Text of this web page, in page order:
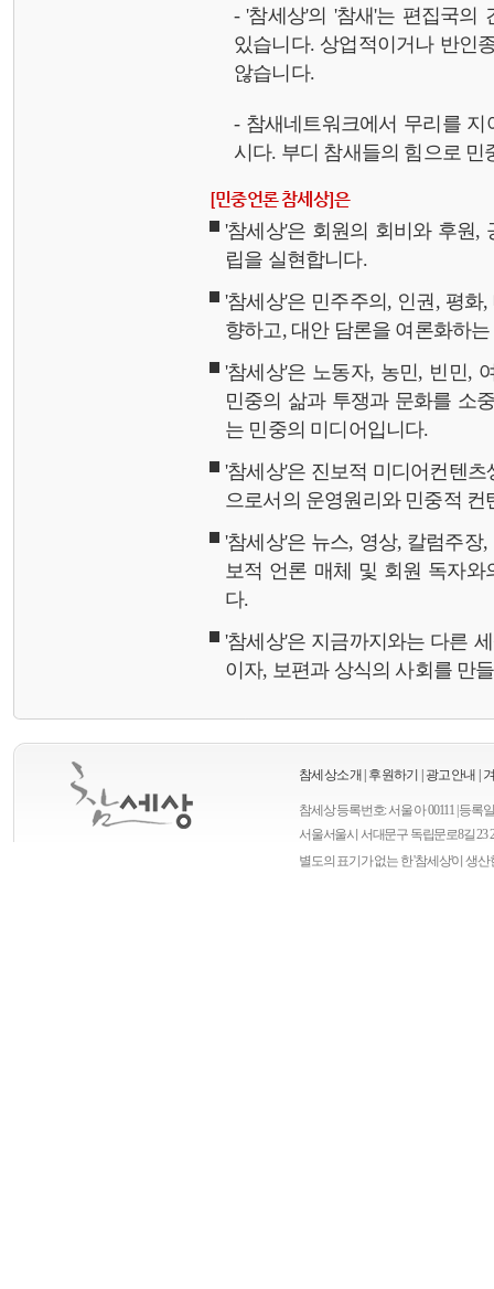
- '참세상'의 '참새'는 편집국의
있습니다. 상업적이거나 반인
않습니다.
- 참새네트워크에서 무리를
시다. 부디 참새들의 힘으로 민
[민중언론 참세상]은
'참세상'은 회원의 회비와 후원,
립을 실현합니다.
'참세상'은 민주주의, 인권, 평
향하고, 대안 담론을 여론화하
'참세상'은 노동자, 농민, 빈민,
민중의 삶과 투쟁과 문화를 소
는 민중의 미디어입니다.
'참세상'은 진보적 미디어컨텐
으로서의 운영원리와 민중적
'참세상'은 뉴스, 영상, 칼럼주
보적 언론 매체 및 회원 독자와
다.
'참세상'은 지금까지와는 다른
이자, 보편과 상식의 사회를 만
참세상소개 후원하기 광고안내
참세상 등록번호: 서울 아 00111 | 등록
서울서울시 서대문구 독립문로8길 23
별도의 표기가 없는 한 '참세상'이 생